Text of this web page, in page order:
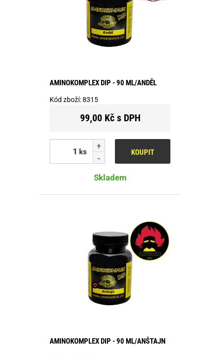
AMINOKOMPLEX DIP - 90 ML/ANDĚL
Kód zboží:8315
99,00 Kč s DPH
ks KOUPIT
Skladem
AMINOKOMPLEX DIP - 90 ML/ANŠTAJN